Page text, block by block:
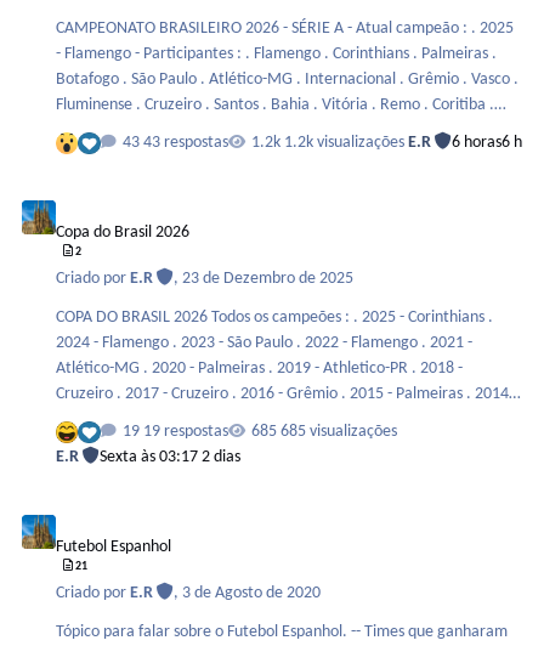
CAMPEONATO BRASILEIRO 2026 - SÉRIE A - Atual campeão : . 2025
- Flamengo - Participantes : . Flamengo . Corinthians . Palmeiras .
Botafogo . São Paulo . Atlético-MG . Internacional . Grêmio . Vasco .
Fluminense . Cruzeiro . Santos . Bahia . Vitória . Remo . Coritiba .
Athletico-PR . Chapecoense . Mirassol . Red Bull Bragantino -
Emissoras de TV e serviços de streaming que vão transmitir o
43 respostas 1.2k visualizações E.R 6 horas6 h
Copa do Brasil 2026
2
Criado porE.R ,23 de Dezembro de 2025
COPA DO BRASIL 2026 Todos os campeões : . 2025 - Corinthians .
2024 - Flamengo . 2023 - São Paulo . 2022 - Flamengo . 2021 -
Atlético-MG . 2020 - Palmeiras . 2019 - Athletico-PR . 2018 -
Cruzeiro . 2017 - Cruzeiro . 2016 - Grêmio . 2015 - Palmeiras . 2014 -
Atlético-MG . 2013 - Flamengo . 2012 - Palmeiras . 2011 - Vasco .
2010 - Santos . 2009 - Corinthians . 2008 - Sport . 2007 - Fluminense .
1995 - Corinthians . 1994 - Grêmio . 1993 - Cruzeiro . 1992 -
Internacional . 1…
19 respostas
685 visualizações
E.R
Sexta às 03:172 dias
Futebol Espanhol
21
Criado porE.R , 3 de Agosto de 2020
Tópico para falar sobre o Futebol Espanhol. -- Times que ganharam